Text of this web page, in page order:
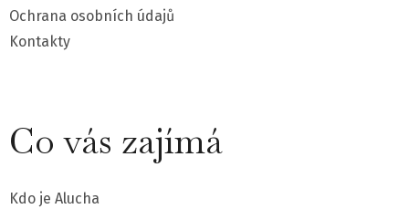
Ochrana osobních údajů
Kontakty
Co vás zajímá
Kdo je Alucha